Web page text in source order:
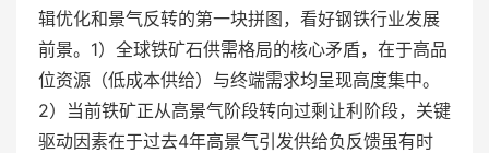
辑优化和景气反转的第一块拼图，看好钢铁行业发展
前景。1）全球铁矿石供需格局的核心矛盾，在于高品
位资源（低成本供给）与终端需求均呈现高度集中。
2）当前铁矿正从高景气阶段转向过剩让利阶段，关键
驱动因素在于过去4年高景气引发供给负反馈虽有时